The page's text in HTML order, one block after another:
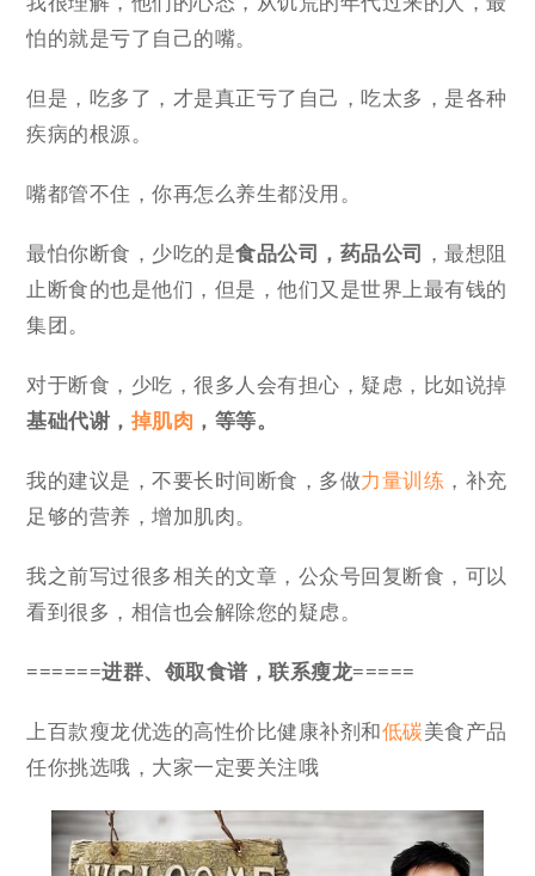
怕的就是亏了自己的嘴。
但是，吃多了，才是真正亏了自己，吃太多，是各种
疾病的根源。
嘴都管不住，你再怎么养生都没用。
最怕你断食，少吃的是食品公司，药品公司
，最想阻
止断食的也是他们，但是，他们又是世界上最有钱的
集团。
对于断食，少吃，很多人会有担心，疑虑，比如说掉
基础代谢， 掉肌肉 ，等等。
我的建议是，不要长时间断食，多做力量训练 ，补充
足够的营养，增加肌肉。
我之前写过很多相关的文章，公众号回复断食，可以
看到很多，相信也会解除您的疑虑。
======进群、领取食谱，联系瘦龙=====
上百款瘦龙优选的高性价比健康补剂和低碳美食产品
任你挑选哦，大家一定要关注哦